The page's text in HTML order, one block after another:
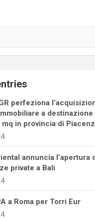
perfeziona
a
in provincia di
annuncia l’apertura
private a Bali
a Roma per Torri Eur